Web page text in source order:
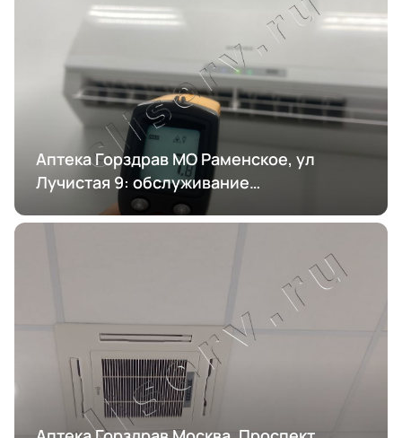
Аптека Горздрав МО Раменское, ул
Лучистая 9: обслуживание
кондиционирования